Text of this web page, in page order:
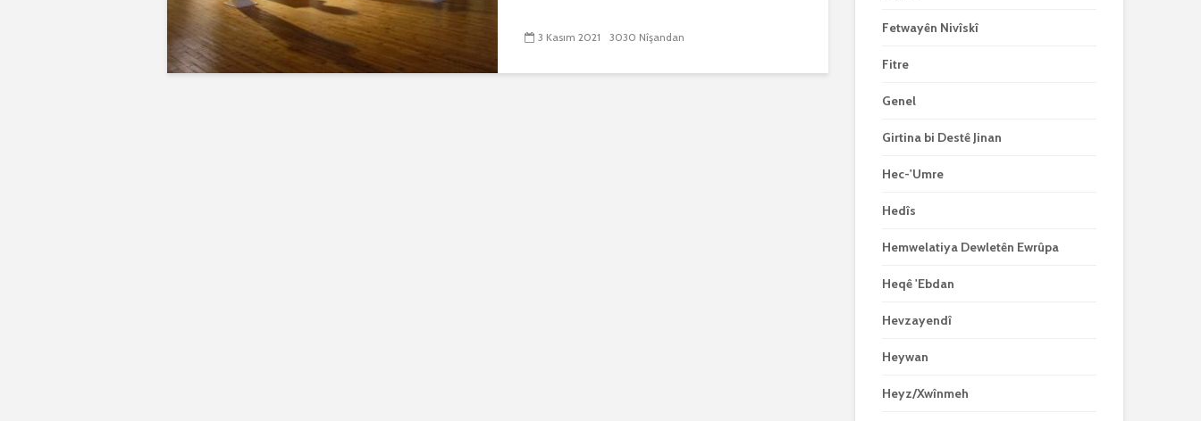
3 Kasım 2021 3030 Nîşandan
Fetwayên Nivîskî
Fitre
Genel
Girtina bi Destê Jinan
Hec-'Umre
Hedîs
Hemwelatiya Dewletên Ewrûpa
Heqê 'Ebdan
Hevzayendî
Heywan
Heyz/Xwînmeh